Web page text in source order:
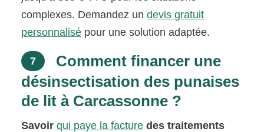
complexes. Demandez undevis gratuit
personnalisé pour une solution adaptée.
7
Comment financer une
désinsectisation des punaises
de lit à Carcassonne ?
Savoirqui paye la facture des traitements